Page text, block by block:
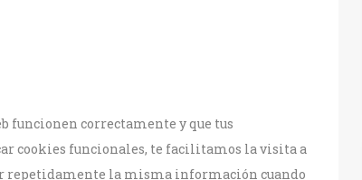
funcionen correctamente y que tus
cookies funcionales, te facilitamos la visita a
repetidamente la misma información cuando